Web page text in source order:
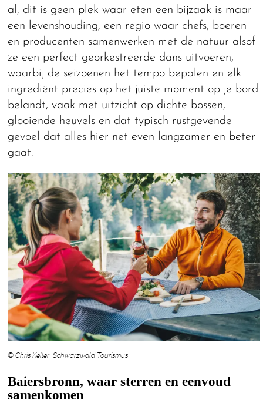
al, dit is geen plek waar eten een bijzaak is maar
een levenshouding, een regio waar chefs, boeren
en producenten samenwerken met de natuur alsof
ze een perfect georkestreerde dans uitvoeren,
waarbij de seizoenen het tempo bepalen en elk
ingrediënt precies op het juiste moment op je bord
belandt, vaak met uitzicht op dichte bossen,
glooiende heuvels en dat typisch rustgevende
gevoel dat alles hier net even langzamer en beter
gaat.
© Chris Keller Schwarzwald Tourismus
Baiersbronn, waar sterren en eenvoud
samenkomen